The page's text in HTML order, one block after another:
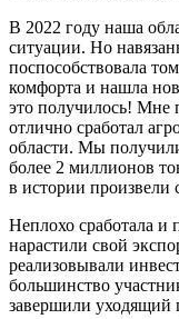
В 2022 году наша
ситуации. Но
поспособствовала
комфорта и нашла
это получилось! Мне
отлично сработал
области. Мы
более 2 миллионов
в истории
Неплохо сработала
нарастили свой
реализовывали
большинство
завершили уходящий